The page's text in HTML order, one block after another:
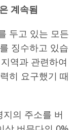
계속됨
두고 있는 모든
징수하고 있습
역과 관련하여
히 요구했기 때
의 주소를 버